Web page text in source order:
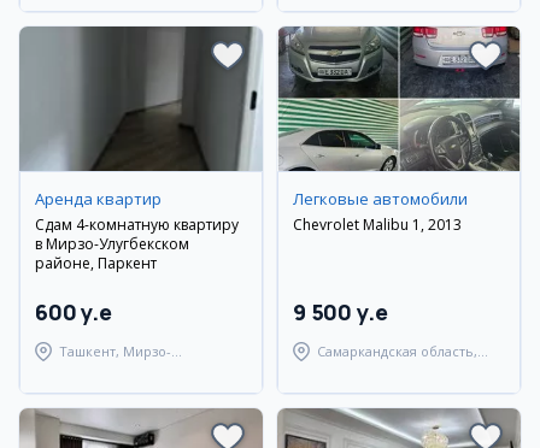
Аренда квартир
Сдам 4-комнатную квартиру
в Мирзо-Улугбекском
районе, Паркент
600 y.e
Ташкент, Мирзо-
Легковые автомобили
Chevrolet Malibu 1, 2013
9 500 y.e
Самаркандская область,